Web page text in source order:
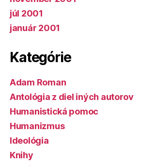
júl 2001
január 2001
Kategórie
Adam Roman
Antológia z diel iných autorov
Humanistická pomoc
Humanizmus
Ideológia
Knihy